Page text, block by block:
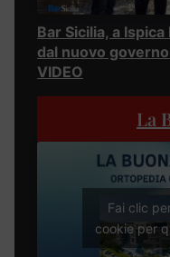
Bar Sicilia, a
dal nuovo governo
VIDEO
La
Fai clic
cookie per